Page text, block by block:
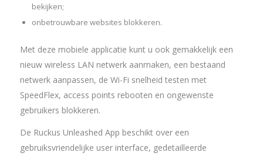
bekijken;
onbetrouwbare websites blokkeren.
Met deze mobiele applicatie kunt u ook gemakkelijk een
nieuw wireless LAN netwerk aanmaken, een bestaand
netwerk aanpassen, de Wi-Fi snelheid testen met
SpeedFlex, access points rebooten en ongewenste
gebruikers blokkeren.
De Ruckus Unleashed App beschikt over een
gebruiksvriendelijke user interface, gedetailleerde